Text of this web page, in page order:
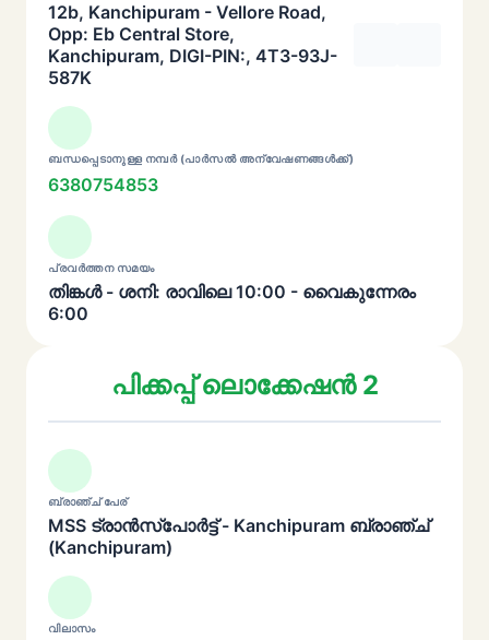
12b, Kanchipuram - Vellore Road,
Opp: Eb Central Store,
Kanchipuram, DIGI-PIN:, 4T3-93J-
587K
ബന്ധപ്പെടാനുള്ള നമ്പർ (പാർസൽ അന്വേഷണങ്ങൾക്ക്)
6380754853
പ്രവർത്തന സമയം
തിങ്കൾ - ശനി: രാവിലെ 10:00 - വൈകുന്നേരം
6:00
പിക്കപ്പ് ലൊക്കേഷൻ 2
ബ്രാഞ്ച് പേര്
MSS ട്രാൻസ്പോർട്ട് - Kanchipuram ബ്രാഞ്ച്
(Kanchipuram)
വിലാസം